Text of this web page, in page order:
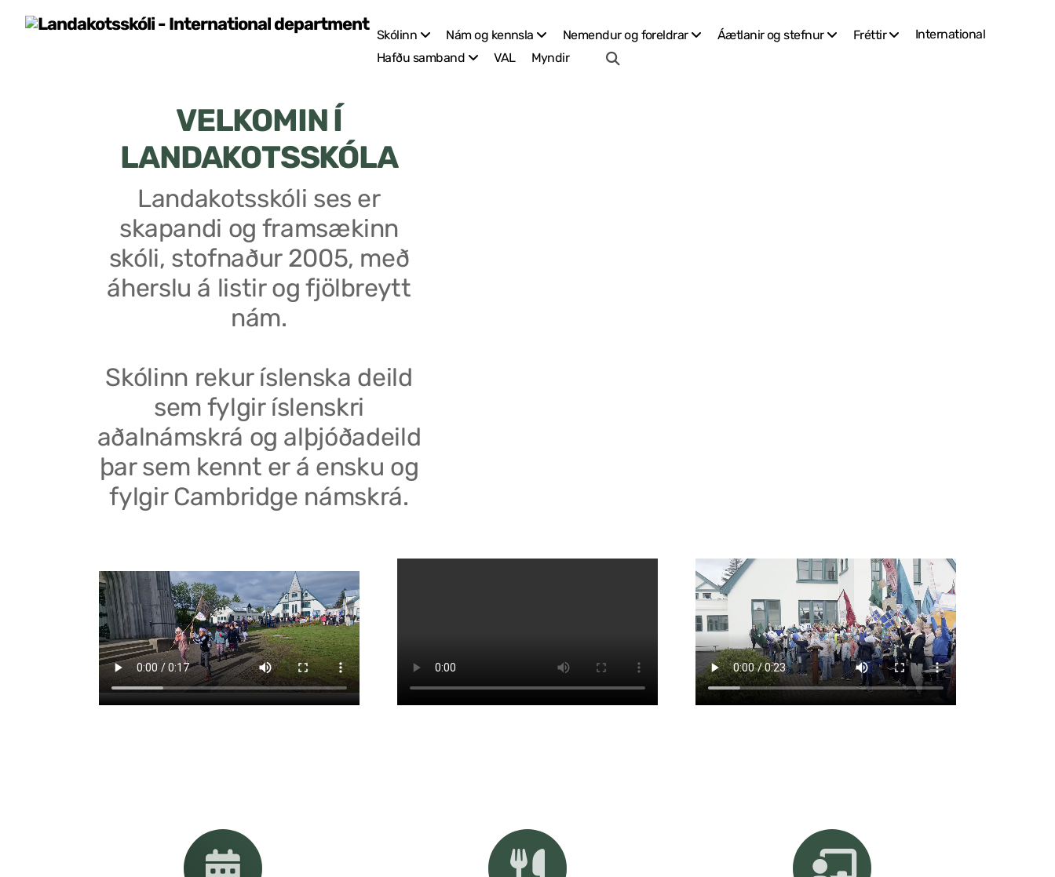
Skólinn Nám og kennsla Nemendur og foreldrar Áætlanir og stefnur Fréttir
International
Hafðu samband
VAL Myndir
VELKOMIN Í
LANDAKOTSSKÓLA
Landakotsskóli ses er
skapandi og framsækinn
skóli, stofnaður 2005, með
áherslu á listir og fjölbreytt
nám.
Skólinn rekur íslenska deild
sem fylgir íslenskri
aðalnámskrá og alþjóðadeild
þar sem kennt er á ensku og
fylgir Cambridge námskrá.